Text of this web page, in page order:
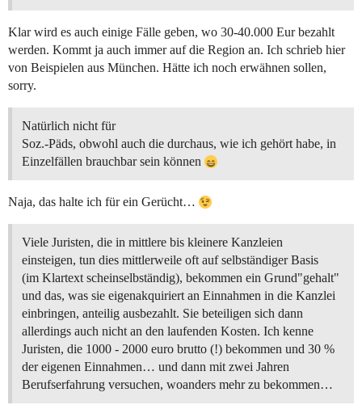
Klar wird es auch einige Fälle geben, wo 30-40.000 Eur bezahlt
werden. Kommt ja auch immer auf die Region an. Ich schrieb hier
von Beispielen aus München. Hätte ich noch erwähnen sollen,
sorry.
Natürlich nicht für
Soz.-Päds, obwohl auch die durchaus, wie ich gehört habe, in
Einzelfällen brauchbar sein können
Naja, das halte ich für ein Gerücht…
Viele Juristen, die in mittlere bis kleinere Kanzleien
einsteigen, tun dies mittlerweile oft auf selbständiger Basis
(im Klartext scheinselbständig), bekommen ein Grund"gehalt"
und das, was sie eigenakquiriert an Einnahmen in die Kanzlei
einbringen, anteilig ausbezahlt. Sie beteiligen sich dann
allerdings auch nicht an den laufenden Kosten. Ich kenne
Juristen, die 1000 - 2000 euro brutto (!) bekommen und 30 %
der eigenen Einnahmen… und dann mit zwei Jahren
Berufserfahrung versuchen, woanders mehr zu bekommen…